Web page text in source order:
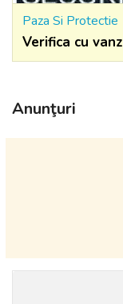
Paza Si Protectie
Anunţuri